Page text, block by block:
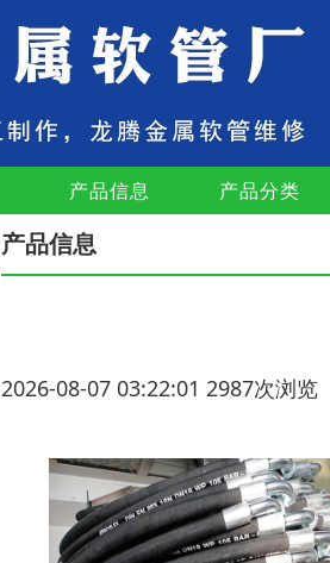
产品信息 产品分类
产品信息
2026-08-07 03:22:01 2987次浏览